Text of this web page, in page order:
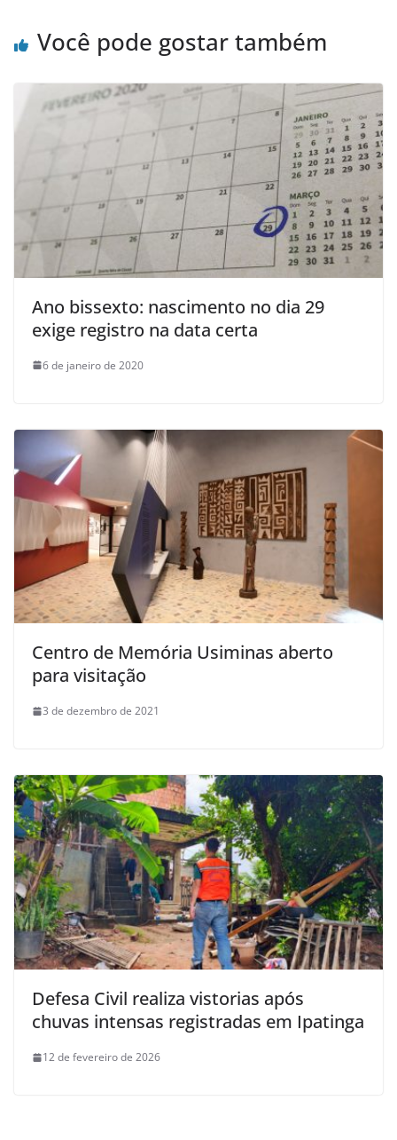
Você pode gostar também
Ano bissexto: nascimento no dia 29
exige registro na data certa
6 de janeiro de 2020
Centro de Memória Usiminas aberto
para visitação
3 de dezembro de 2021
Defesa Civil realiza vistorias após
chuvas intensas registradas em Ipatinga
12 de fevereiro de 2026